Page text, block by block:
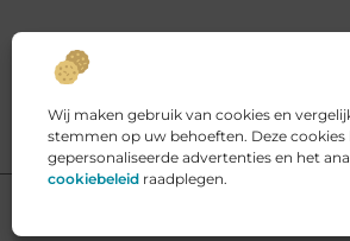
Wij maken gebruik van cookies en
stemmen op uw behoeften. Deze
gepersonaliseerde advertenties en het
cookiebeleid raadplegen.